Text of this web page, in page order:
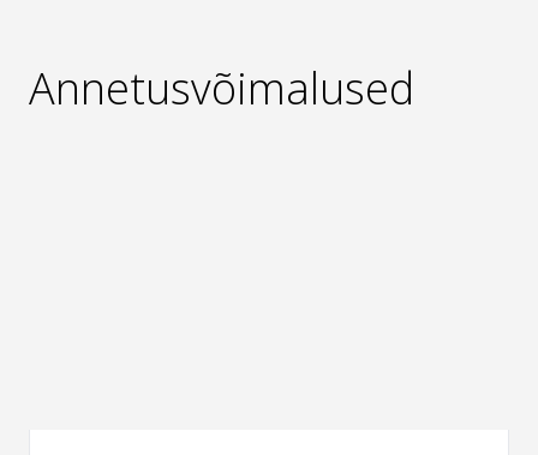
Annetusvõimalused